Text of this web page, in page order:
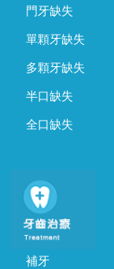
門牙缺失
單顆牙缺失
多顆牙缺失
半口缺失
全口缺失
補牙